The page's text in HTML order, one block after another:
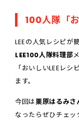
100人隊「
LEEの人気レシピが
LEE100人隊料理部
「おいしいLEEレ
ます。
今回は栗原はるみさ
なったらぜひチェッ